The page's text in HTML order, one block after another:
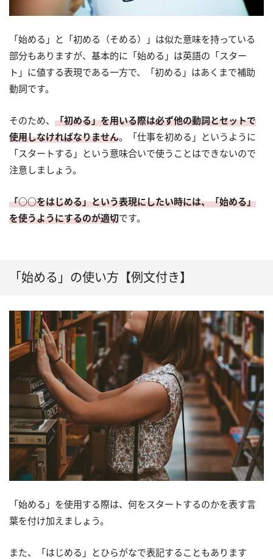
「始める」と「初める（そめる）」は似た意味を持っている
部分もありますが、基本的に「始める」は英語の「スター
ト」に値する表現である一方で、「初める」はあくまで補助
動詞です。
そのため、 「初める」を用いる際は必ず他の動詞とセットで
使用しなければなりません。「仕事を初める」というように
「スタートする」という意味合いで使うことはできないので
注意しましょう。
「○○をはじめる」という表現にしたい時には、「始める」
を使うようにするのが適切です。
「始める」の使い方【例文付き】
「始める」を使用する際は、何をスタートするのかを表す言
葉を付け加えましょう。
また、「はじめる」とひらがなで表記することもあります